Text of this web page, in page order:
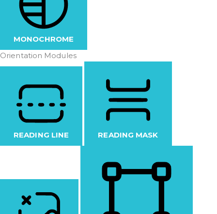
MONOCHROME
Orientation Modules
READING LINE READING MASK